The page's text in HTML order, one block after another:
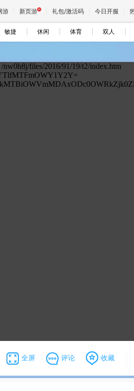
游 新页游 礼包/激活码 今日开服
敏捷 休闲 体育 双人
全屏 评论 收藏